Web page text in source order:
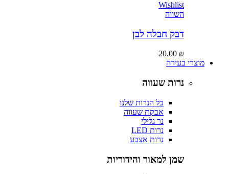
Wishlist
דבק חבלה לבן
20.00
מוצרי בעירה
נרות שעווה
כל הנרות שלנו
אבקת שעווה
נר גלילי
נרות LED
נרות אצבע
שמן למאור והידוריות